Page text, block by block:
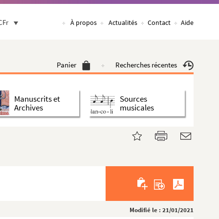
À propos Actualités Contact Aide
Panier Recherches récentes
Manuscrits et
Archives
Sources
musicales
Modifié le : 21/01/2021